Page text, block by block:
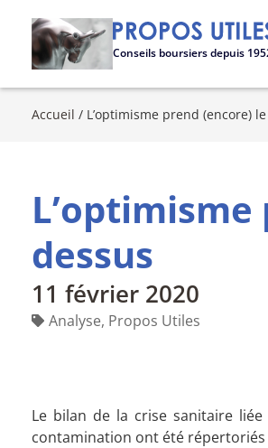
Conseils boursiers depuis
Accueil / L’optimisme prend (encore)
dessus
11 février 2020
Analyse, Propos Utiles
Le bilan de la crise sanitaire
contamination ont été répertoriés